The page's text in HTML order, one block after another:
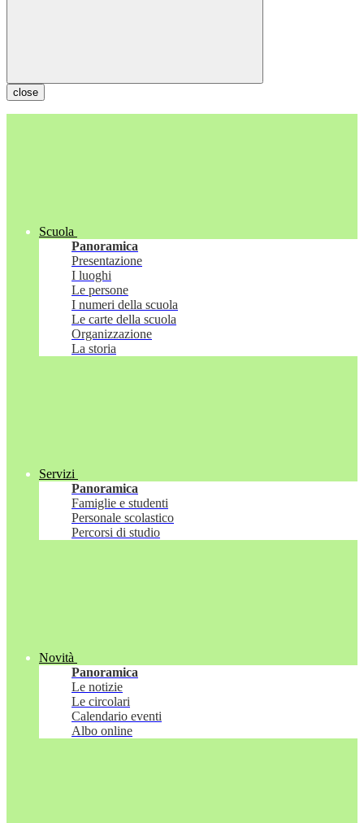
close
Scuola
Panoramica
Presentazione
I luoghi
Le persone
I numeri della scuola
Le carte della scuola
Organizzazione
La storia
Servizi
Panoramica
Famiglie e studenti
Personale scolastico
Percorsi di studio
Novità
Panoramica
Le notizie
Le circolari
Calendario eventi
Albo online